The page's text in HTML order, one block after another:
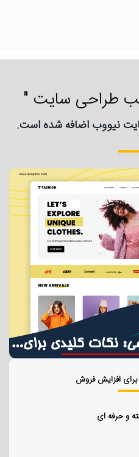
طراحی سایت "
نیووب اضافه شده است.
افزایش فروش
و حرفه ای